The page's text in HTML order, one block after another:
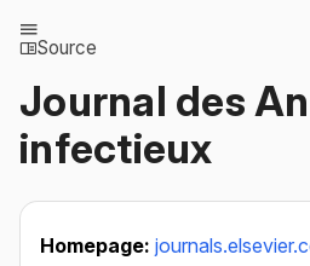
Source
Journal des
infectieux
Homepage: